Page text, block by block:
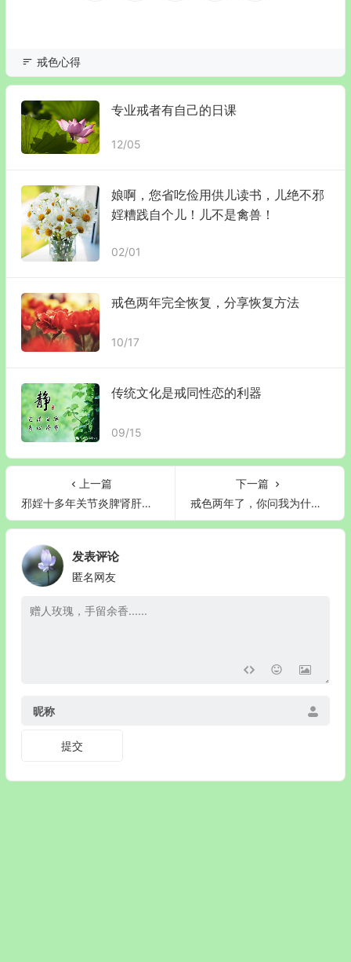
戒色心得
专业戒者有自己的日课
12/05
娘啊，您省吃俭用供儿读书，儿绝不邪
婬糟践自个儿！儿不是禽兽！
02/01
戒色两年完全恢复，分享恢复方法
10/17
传统文化是戒同性恋的利器
09/15
上一篇
邪婬十多年关节炎脾肾肝心戒虚
下一篇
戒色两年了，你问我为什么这么坚定 那是因为我不想再失去光明！
发表评论
匿名网友
昵称